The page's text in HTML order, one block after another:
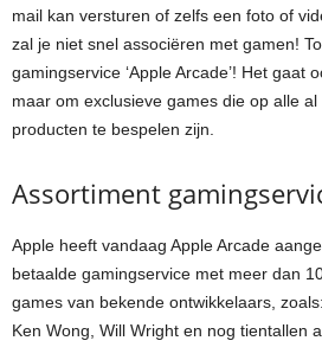
mail kan versturen of zelfs een foto of
zal je niet snel associëren met gamen!
gamingservice ‘Apple Arcade’! Het gaat
maar om exclusieve games die op alle
producten te bespelen zijn.
Assortiment
Apple heeft vandaag Apple Arcade
betaalde gamingservice met meer dan
games van bekende ontwikkelaars,
Ken Wong, Will Wright en nog tientallen